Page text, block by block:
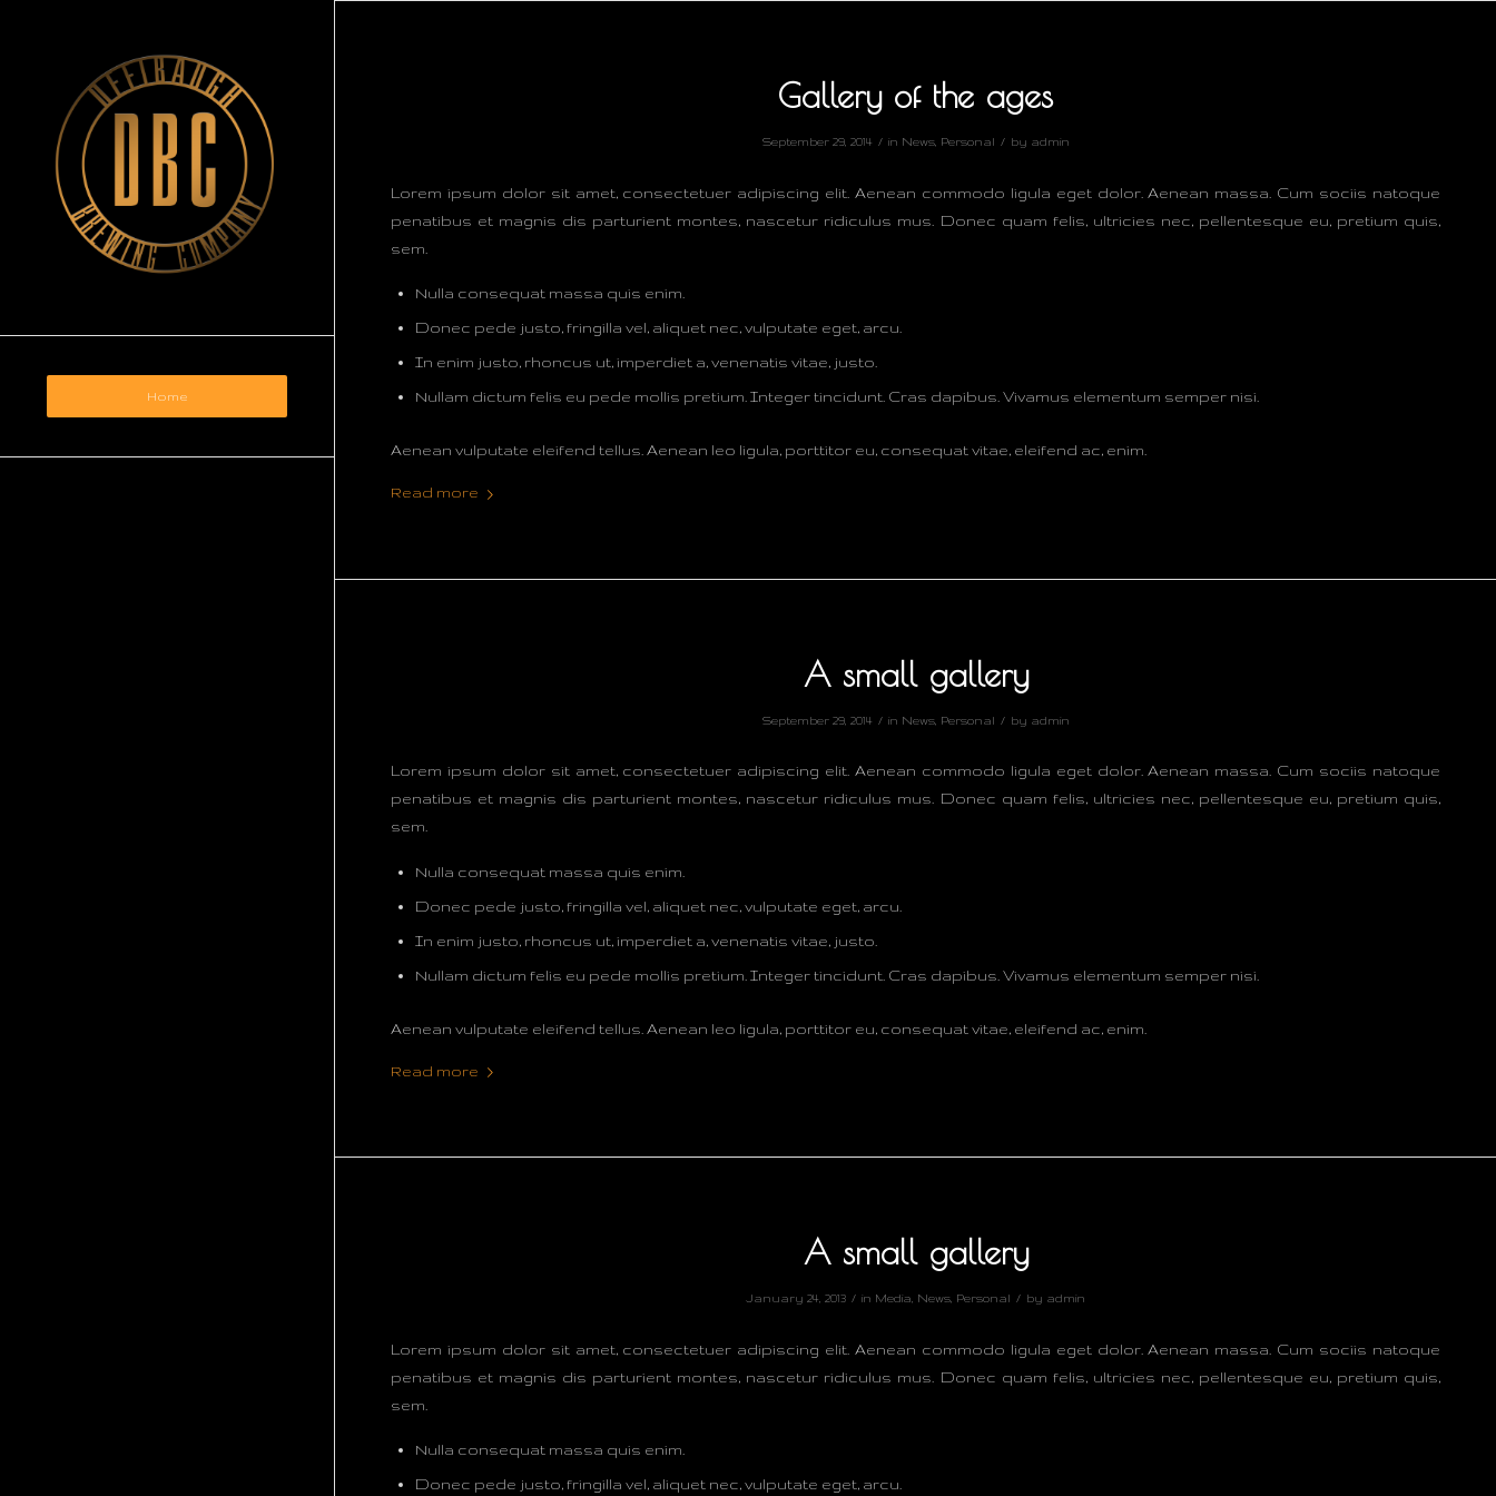
Home
Gallery of the ages
September 29, 2014 / in News, Personal / by admin
Lorem ipsum dolor sit amet, consectetuer adipiscing elit. Aenean commodo ligula eget dolor. Aenean massa. Cum sociis natoque
penatibus et magnis dis parturient montes, nascetur ridiculus mus. Donec quam felis, ultricies nec, pellentesque eu, pretium quis,
sem.
Nulla consequat massa quis enim.
Donec pede justo, fringilla vel, aliquet nec, vulputate eget, arcu.
In enim justo, rhoncus ut, imperdiet a, venenatis vitae, justo.
Nullam dictum felis eu pede mollis pretium. Integer tincidunt. Cras dapibus. Vivamus elementum semper nisi.
Aenean vulputate eleifend tellus. Aenean leo ligula, porttitor eu, consequat vitae, eleifend ac, enim.
Read more
A small gallery
September 29, 2014 / in News, Personal / by admin
Lorem ipsum dolor sit amet, consectetuer adipiscing elit. Aenean commodo ligula eget dolor. Aenean massa. Cum sociis natoque
penatibus et magnis dis parturient montes, nascetur ridiculus mus. Donec quam felis, ultricies nec, pellentesque eu, pretium quis,
sem.
Nulla consequat massa quis enim.
Donec pede justo, fringilla vel, aliquet nec, vulputate eget, arcu.
In enim justo, rhoncus ut, imperdiet a, venenatis vitae, justo.
Nullam dictum felis eu pede mollis pretium. Integer tincidunt. Cras dapibus. Vivamus elementum semper nisi.
Aenean vulputate eleifend tellus. Aenean leo ligula, porttitor eu, consequat vitae, eleifend ac, enim.
Read more
A small gallery
January 24, 2013 / in Media News Personal / by admin
Lorem ipsum dolor sit amet, consectetuer adipiscing elit. Aenean commodo ligula eget dolor. Aenean massa. Cum sociis natoque
penatibus et magnis dis parturient montes, nascetur ridiculus mus. Donec quam felis, ultricies nec, pellentesque eu, pretium quis,
sem.
Nulla consequat massa quis enim.
Donec pede justo, fringilla vel, aliquet nec, vulputate eget, arcu.